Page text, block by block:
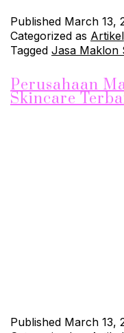
Published March 13,
Categorized as Artikel
Tagged Jasa Maklon
Perusahaan
Skincare
Published March 13,